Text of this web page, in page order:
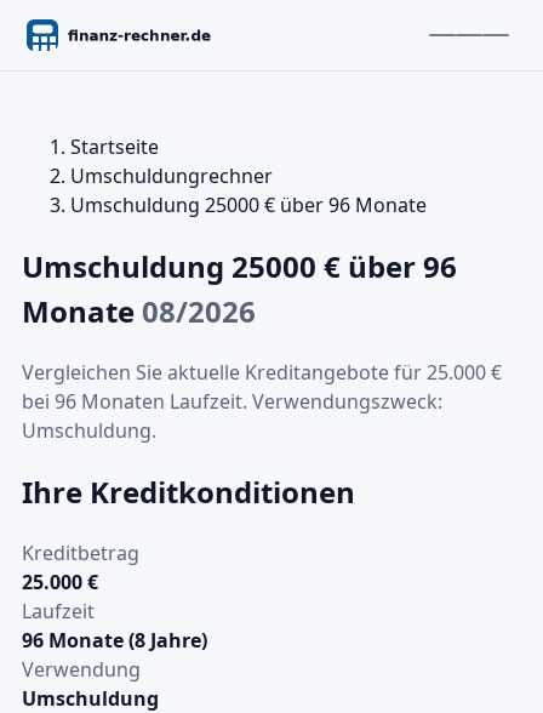
Startseite
Umschuldungrechner
Umschuldung 25000 € über 96 Monate
Umschuldung 25000 € über 96
Monate 08/2026
Vergleichen Sie aktuelle Kreditangebote für 25.000 €
bei 96 Monaten Laufzeit. Verwendungszweck:
Umschuldung.
Ihre Kreditkonditionen
Kreditbetrag
25.000 €
Laufzeit
96 Monate (8 Jahre)
Verwendung
Umschuldung